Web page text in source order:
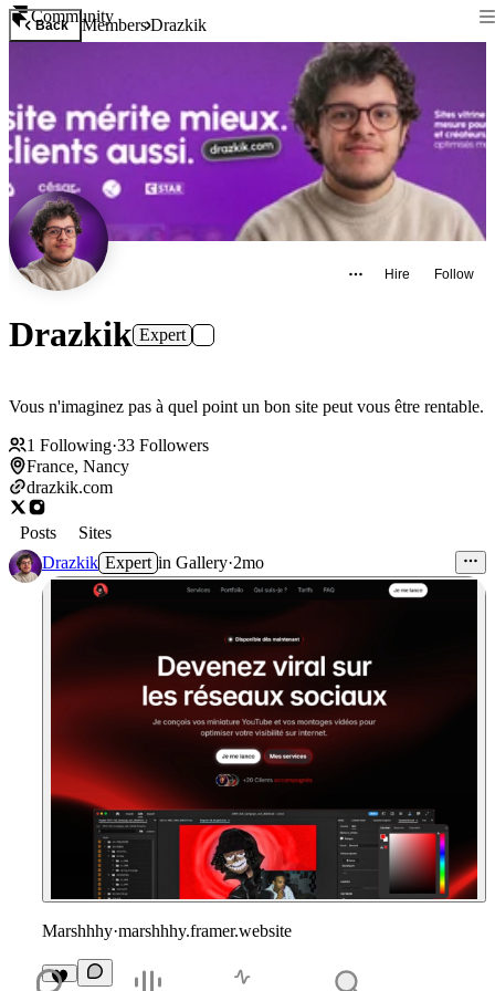
Community
Back MembersDrazkik
Hire Follow
Drazkik Expert
Vous n'imaginez pas à quel point un bon site peut vous être rentable.
1 Following·33 Followers
France, Nancy
drazkik.com
Posts
Sites
Drazkik Expert in Gallery·2mo
Marshhhy·marshhhy.framer.website